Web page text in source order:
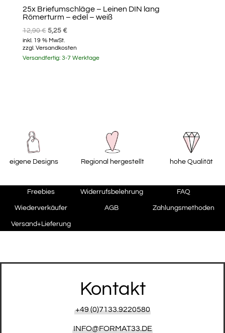
25x Briefumschläge – Leinen DIN lang
Römerturm – edel – weiß
12,90€ Ursprünglicher
Preis
5,25 €Aktueller
inkl. 19 % MwSt.
zzgl. Versandkosten
Versandfertig: 3-7 Werktage
eigene Designs Regional hergestellt hohe Qualität
Freebies Widerrufsbelehrung FAQ
Wiederverkäufer AGB Zahlungsmethoden
Versand+Lieferung
Kontakt
+49 (0)7133.9220580
INFO@FORMAT33.DE